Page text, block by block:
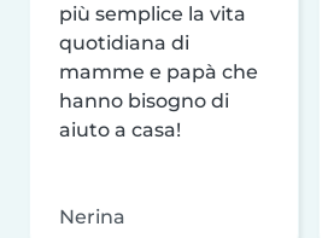
più semplice la vita
quotidiana di
mamme e papà che
hanno bisogno di
aiuto a casa!
Nerina